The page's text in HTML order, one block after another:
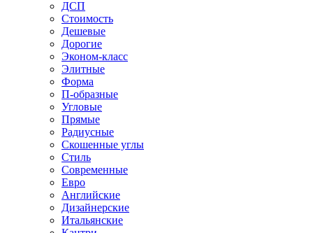
ДСП
Стоимость
Дешевые
Дорогие
Эконом-класс
Элитные
Форма
П-образные
Угловые
Прямые
Радиусные
Скошенные углы
Стиль
Современные
Евро
Английские
Дизайнерские
Итальянские